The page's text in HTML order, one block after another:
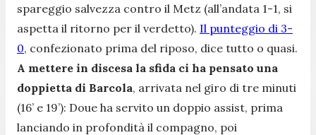
spareggio salvezza contro il Metz (all’andata 1-1, si
aspetta il ritorno per il verdetto). Il punteggio di 3-
0, confezionato prima del riposo, dice tutto o quasi.
A mettere in discesa la sfida ci ha pensato una
doppietta di Barcola, arrivata nel giro di tre minuti
(16’ e 19’): Doue ha servito un doppio assist, prima
lanciando in profondità il compagno, poi